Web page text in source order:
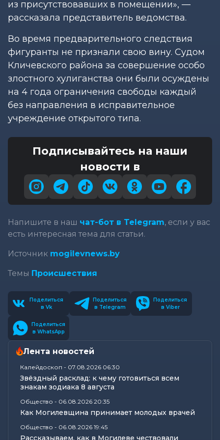
из присутствовавших в помещении», —
рассказала представитель ведомства.
Во время предварительного следствия
фигуранты не признали свою вину. Судом
Кличевского района за совершение особо
злостного хулиганства они были осуждены
на 4 года ограничения свободы каждый
без направления в исправительное
учреждение открытого типа.
Подписывайтесь на наши
новости в
Напишите в наш чат-бот в Telegram, если у вас
есть интересная тема для статьи.
Источник mogilevnews.by
Темы Происшествия
Поделиться
в Vk
Поделиться
в Telegram
Поделиться
в Viber
Поделиться
в WhatsApp
Лента новостей
Калейдоскоп - 07.08.2026 06:30
Звёздный расклад: к чему готовиться всем
знакам зодиака 8 августа
Общество - 06.08.2026 20:35
Как Могилевщина принимает молодых врачей
Общество - 06.08.2026 19:45
Рассказываем, как в Могилеве чествовали